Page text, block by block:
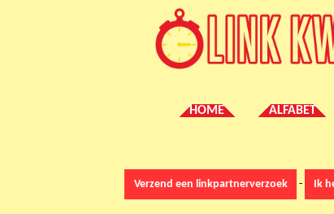
HOME ALFABET
Verzend een linkpartnerverzoek - Ik